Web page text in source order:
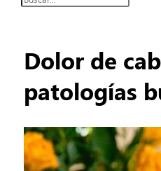
Dolor de
patologías